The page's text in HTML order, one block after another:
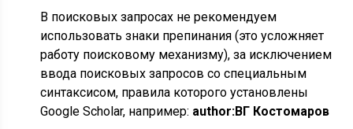
В поисковых запросах не рекомендуем
использовать знаки препинания (это усложняет
работу поисковому механизму), за исключением
ввода поисковых запросов со специальным
синтаксисом, правила которого установлены
Google Scholar, например: author:ВГ Костомаров